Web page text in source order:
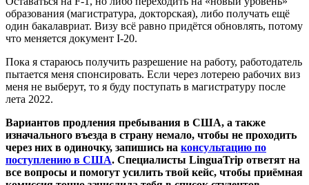
образования (магистратура, докторская), либо получать ещё
один бакалавриат. Визу всё равно придётся обновлять, потому
что меняется документ I-20.
Пока я стараюсь получить разрешение на работу, работодатель
пытается меня спонсировать. Если через лотерею рабочих виз
меня не выберут, то я буду поступать в магистратуру после
лета 2022.
Вариантов продления пребывания в США, а также
изначального въезда в страну немало, чтобы не проходить
через них в одиночку, запишись на консультацию по
поступлению в США. Специалисты LinguaTrip ответят на
все вопросы и помогут усилить твой кейс, чтобы приёмная